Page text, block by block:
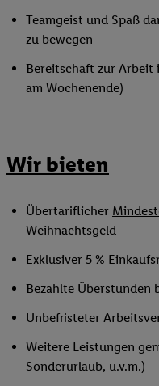
Teamgeist und Spaß
zu bewegen
Bereitschaft zur Arbeit
am Wochenende)
Wir bieten
Übertariflicher
Weihnachtsgeld
Exklusiver 5 %
Bezahlte Überstunden
Unbefristeter
Weitere Leistungen
Sonderurlaub, u.v.m.)